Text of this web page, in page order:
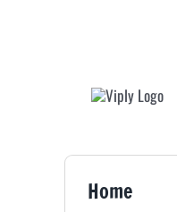
Home